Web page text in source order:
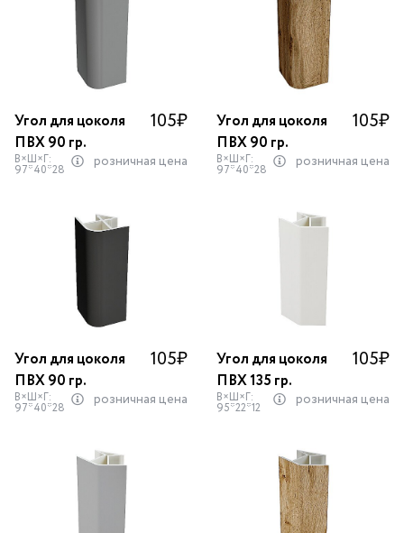
Угол для цоколя
ПВХ 90 гр.
105₽
В×Ш×Г:
97*40*28 розничная цена
Угол для цоколя
ПВХ 90 гр.
105₽
В×Ш×Г:
97*40*28 розничная цена
Угол для цоколя
ПВХ 90 гр.
105₽
В×Ш×Г:
97*40*28 розничная цена
Угол для цоколя
ПВХ 135 гр.
105₽
В×Ш×Г:
95*22*12 розничная цена